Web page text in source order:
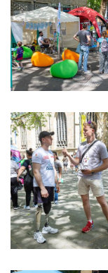
Leichtathletik
Rhönradturnen
Schwimmen
Sportschießen
Tennis
Tischtennis
Turnen
Volleyball
Videos
Service